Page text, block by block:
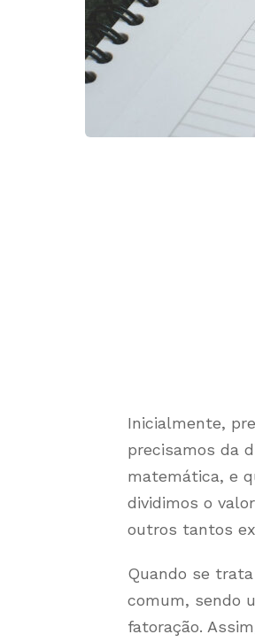
Inicialmente,
precisamos da
matemática, e
dividimos o
outros tantos
Quando se
comum, sendo
fatoração.